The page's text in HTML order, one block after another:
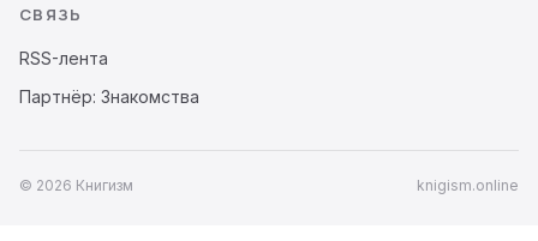
СВЯЗЬ
RSS-лента
Партнёр: Знакомства
© 2026 Книгизм knigism.online